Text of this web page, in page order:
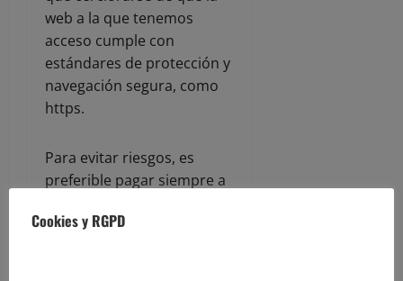
web a la que tenemos
acceso cumple con
estándares de protección y
navegación segura, como
https.
Para evitar riesgos, es
preferible pagar siempre a
aplicación oficial del
Cookies y RGPD